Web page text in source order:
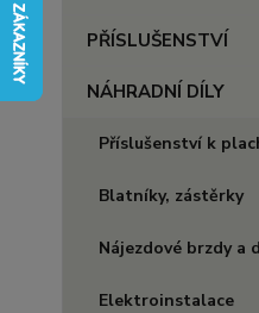
PŘÍSLUŠENSTVÍ
NÁHRADNÍ DÍLY
Příslušenství k
Blatníky, zástěrky
Nájezdové brzdy a
Elektroinstalace